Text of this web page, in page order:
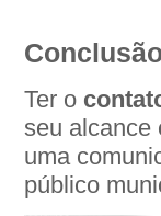
Ter o
seu alcance
uma
público